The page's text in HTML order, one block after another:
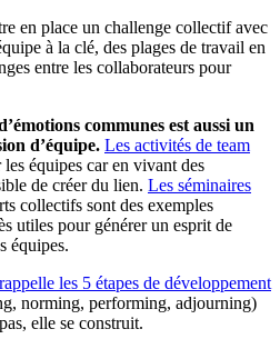
en place un challenge collectif avec
à la clé, des plages de travail en
entre les collaborateurs pour
communes est aussi un
d’équipe. Les activités de team
équipes car en vivant des
de créer du lien. Les séminaires
collectifs sont des exemples
utiles pour générer un esprit de
équipes.
les 5 étapes de développement
norming, performing, adjourning)
elle se construit.